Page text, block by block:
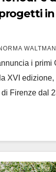
i primi
XVI
Firenze dal